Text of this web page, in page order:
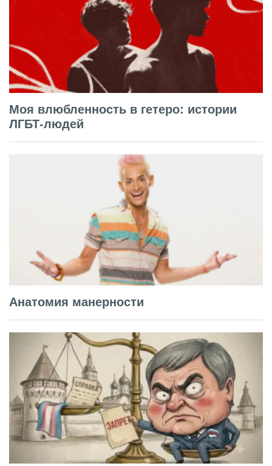
Моя влюбленность в гетеро: истории
ЛГБТ-людей
Анатомия манерности